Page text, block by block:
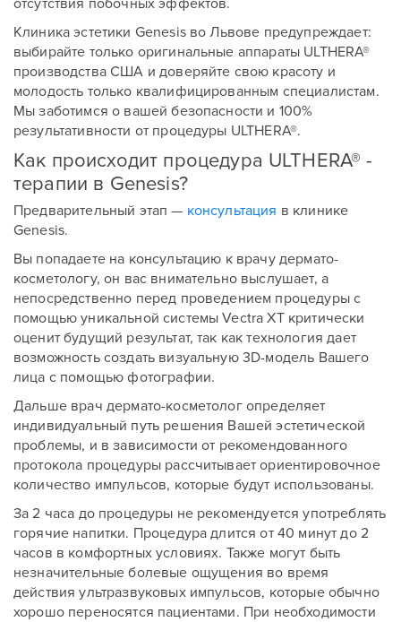
отсутствия побочных эффектов.
Клиника эстетики Genesis во Львове предупреждает:
выбирайте только оригинальные аппараты ULTHERA®
производства США и доверяйте свою красоту и
молодость только квалифицированным специалистам.
Мы заботимся о вашей безопасности и 100%
результативности от процедуры ULTHERA®.
Как происходит процедура ULTHERA® -
терапии в Genesis?
Предварительный этап — консультация в клинике
Genesis.
Вы попадаете на консультацию к врачу дермато-
косметологу, он вас внимательно выслушает, а
непосредственно перед проведением процедуры с
помощью уникальной системы Vectra XT критически
оценит будущий результат, так как технология дает
возможность создать визуальную 3D-модель Вашего
лица с помощью фотографии.
Дальше врач дермато-косметолог определяет
индивидуальный путь решения Вашей эстетической
проблемы, и в зависимости от рекомендованного
протокола процедуры рассчитывает ориентировочное
количество импульсов, которые будут использованы.
За 2 часа до процедуры не рекомендуется употреблять
горячие напитки. Процедура длится от 40 минут до 2
часов в комфортных условиях. Также могут быть
незначительные болевые ощущения во время
действия ультразвуковых импульсов, которые обычно
хорошо переносятся пациентами. При необходимости
Оставить контакты
Сообщение
Отправить
Оставить контакты
Сообщение
Отправить